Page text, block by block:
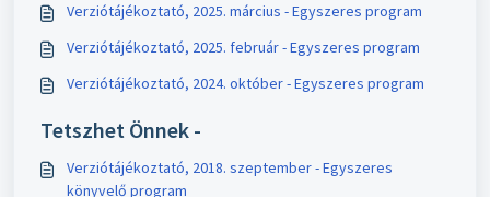
Verziótájékoztató, 2025. március - Egyszeres program
Verziótájékoztató, 2025. február - Egyszeres program
Verziótájékoztató, 2024. október - Egyszeres program
Tetszhet Önnek -
Verziótájékoztató, 2018. szeptember - Egyszeres
könyvelő program